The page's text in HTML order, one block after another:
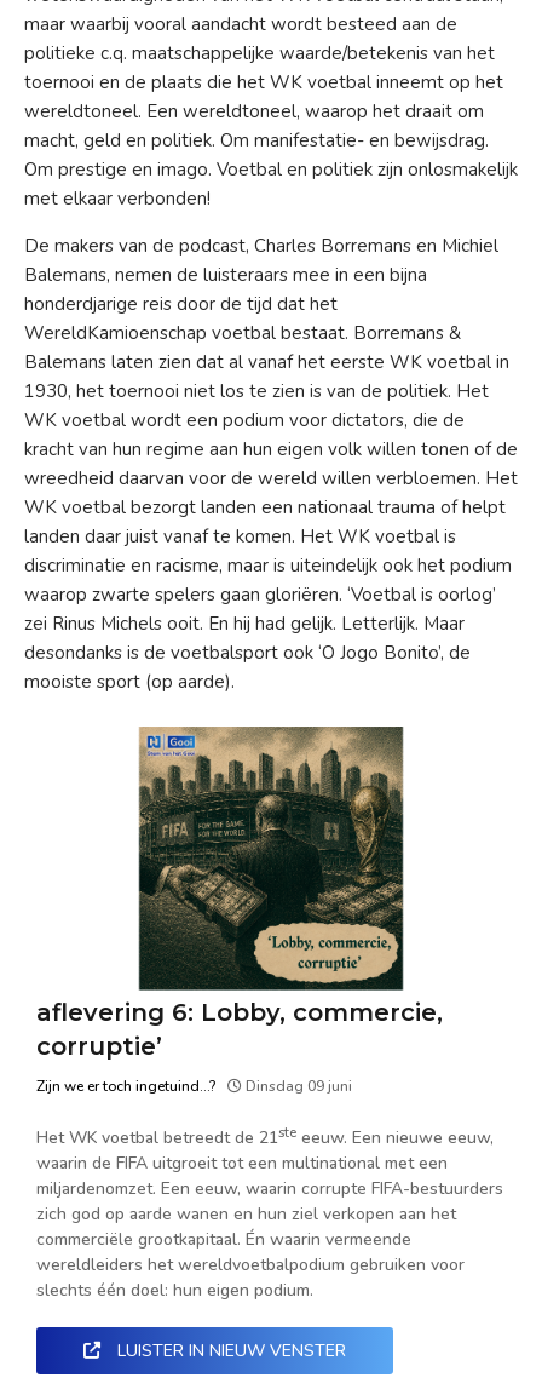
maar waarbij vooral aandacht wordt besteed aan de
politieke c.q. maatschappelijke waarde/betekenis van het
toernooi en de plaats die het WK voetbal inneemt op het
wereldtoneel. Een wereldtoneel, waarop het draait om
macht, geld en politiek. Om manifestatie- en bewijsdrag.
Om prestige en imago. Voetbal en politiek zijn onlosmakelijk
met elkaar verbonden!
De makers van de podcast, Charles Borremans en Michiel
Balemans, nemen de luisteraars mee in een bijna
honderdjarige reis door de tijd dat het
WereldKamioenschap voetbal bestaat. Borremans &
Balemans laten zien dat al vanaf het eerste WK voetbal in
1930, het toernooi niet los te zien is van de politiek. Het
WK voetbal wordt een podium voor dictators, die de
kracht van hun regime aan hun eigen volk willen tonen of de
wreedheid daarvan voor de wereld willen verbloemen. Het
WK voetbal bezorgt landen een nationaal trauma of helpt
landen daar juist vanaf te komen. Het WK voetbal is
discriminatie en racisme, maar is uiteindelijk ook het podium
waarop zwarte spelers gaan gloriëren. ‘Voetbal is oorlog’
zei Rinus Michels ooit. En hij had gelijk. Letterlijk. Maar
desondanks is de voetbalsport ook ‘O Jogo Bonito’, de
mooiste sport (op aarde).
aflevering 6: Lobby, commercie,
corruptie’
Zijn we er toch ingetuind...? Dinsdag 09 juni
Het WK voetbal betreedt de 21ste eeuw. Een nieuwe eeuw,
waarin de FIFA uitgroeit tot een multinational met een
miljardenomzet. Een eeuw, waarin corrupte FIFA-bestuurders
zich god op aarde wanen en hun ziel verkopen aan het
commerciële grootkapitaal. Én waarin vermeende
wereldleiders het wereldvoetbalpodium gebruiken voor
slechts één doel: hun eigen podium.
LUISTER IN NIEUW VENSTER